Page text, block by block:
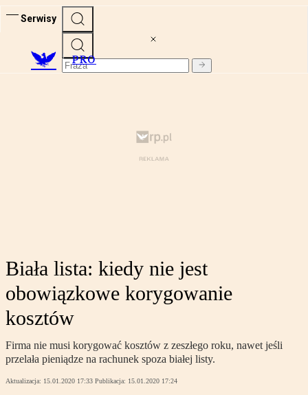
Serwisy
PRO
Biała lista: kiedy nie jest
obowiązkowe korygowanie
kosztów
Firma nie musi korygować kosztów z zeszłego roku, nawet jeśli
przelała pieniądze na rachunek spoza białej listy.
Aktualizacja: 15.01.2020 17:33 Publikacja: 15.01.2020 17:24